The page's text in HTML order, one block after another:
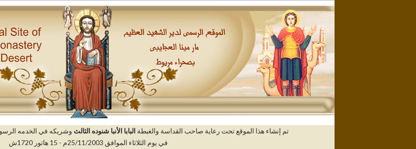
تم إنشاء هذا الموقع تحت رعاية صاحب القداسة والغبطة البابا الأنبا شنوده الثالث وشريكه في الخدمه
في يوم الثلاثاء الموافق 25/11/2003م - 15 هاتور 1720ش